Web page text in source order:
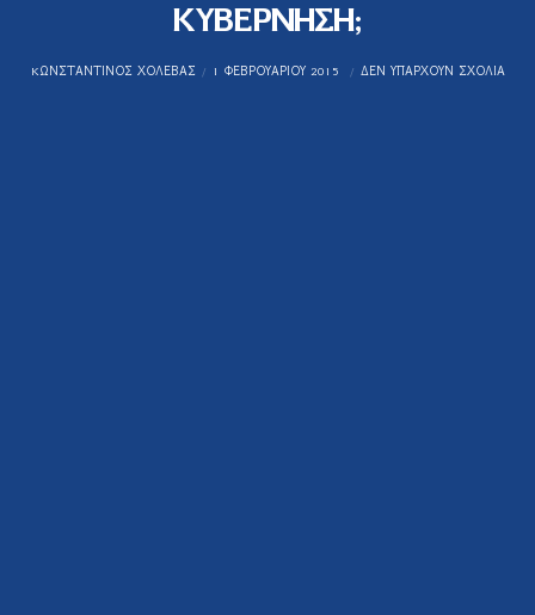
ΚΥΒΕΡΝΗΣΗ;
KΩΝΣΤΑΝΤΊΝΟΣ ΧΟΛΈΒΑΣ 1 ΦΕΒΡΟΥΑΡΊΟΥ 2015 ΔΕΝ ΥΠΆΡΧΟΥΝ ΣΧΌΛΙΑ